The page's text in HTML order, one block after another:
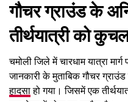
गौचर ग्राउंड के
तीर्थयात्री को
चमोली जिले में चारधाम यात्रा
जानकारी के मुताबिक गौचर
हादसाहो गया। जिसमें एक